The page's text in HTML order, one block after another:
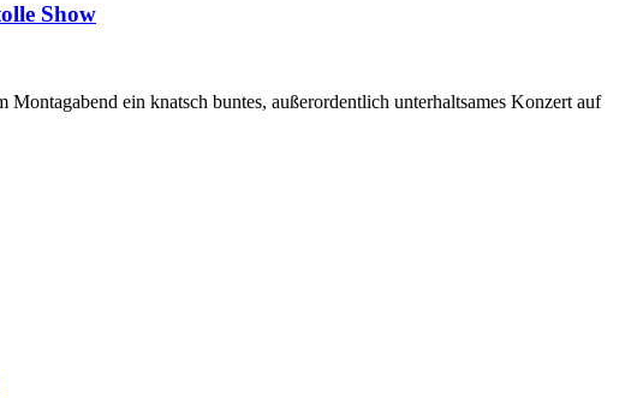
Show
ein knatsch buntes, außerordentlich unterhaltsames Konzert auf